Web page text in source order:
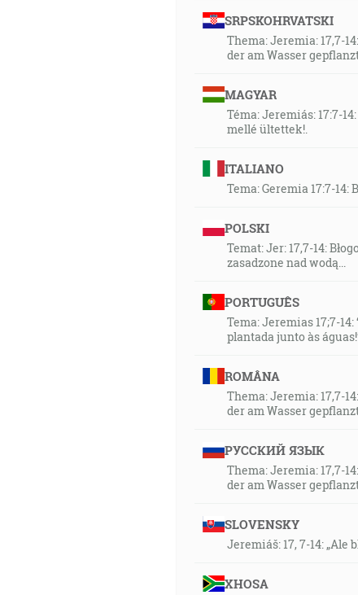
SRPSKOHRVATSKI
Thema: Jeremia: 17,7-
der am Wasser
MAGYAR
Téma: Jeremiás: 17:7-
mellé ültettek!.
ITALIANO
Tema: Geremia 17:7-
POLSKI
Temat: Jer: 17,7-14:
zasadzone nad wodą...
PORTUGUÊS
Tema: Jeremias 17;7-
plantada junto às
ROMÂNA
Thema: Jeremia: 17,7-
der am Wasser
РУССКИЙ ЯЗЫК
Thema: Jeremia: 17,7-
der am Wasser
SLOVENSKY
Jeremiáš: 17, 7-14:
XHOSA